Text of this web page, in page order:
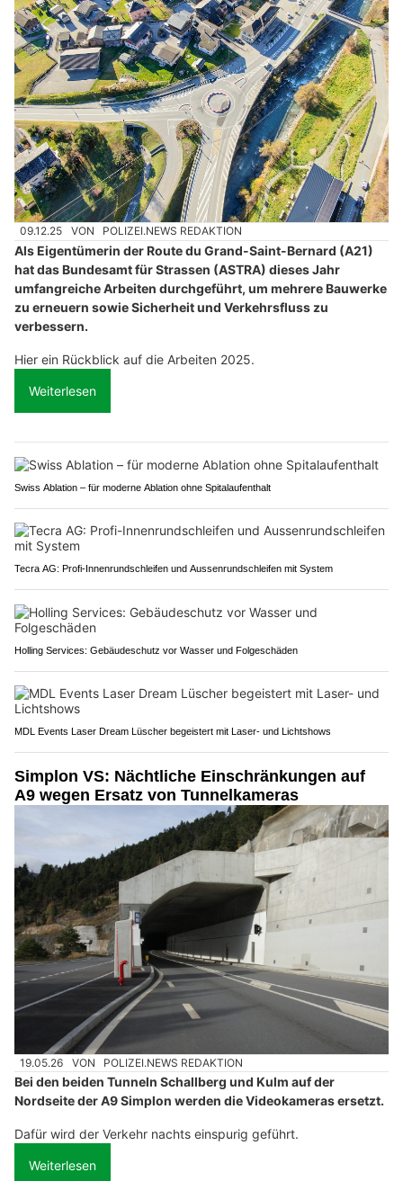
09.12.25 VON POLIZEI.NEWS REDAKTION
Als Eigentümerin der Route du Grand-Saint-Bernard (A21)
hat das Bundesamt für Strassen (ASTRA) dieses Jahr
umfangreiche Arbeiten durchgeführt, um mehrere Bauwerke
zu erneuern sowie Sicherheit und Verkehrsfluss zu
verbessern.
Hier ein Rückblick auf die Arbeiten 2025.
Weiterlesen
Swiss Ablation – für moderne Ablation ohne Spitalaufenthalt
Tecra AG: Profi-Innenrundschleifen und Aussenrundschleifen mit System
Holling Services: Gebäudeschutz vor Wasser und Folgeschäden
MDL Events Laser Dream Lüscher begeistert mit Laser- und Lichtshows
Simplon VS: Nächtliche Einschränkungen auf
A9 wegen Ersatz von Tunnelkameras
19.05.26 VON POLIZEI.NEWS REDAKTION
Bei den beiden Tunneln Schallberg und Kulm auf der
Nordseite der A9 Simplon werden die Videokameras ersetzt.
Dafür wird der Verkehr nachts einspurig geführt.
Weiterlesen